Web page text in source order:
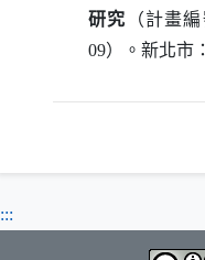
研究 （計畫編
09）。新北市
:::